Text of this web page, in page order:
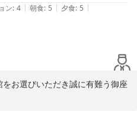
。
います。
うな街並みはありませんが、その
ン: 4 | 朝食: 5 | 夕食: 5 |
お選びいただき誠に有難う御座